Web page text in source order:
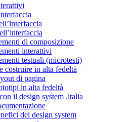
di composizione
interattivi
testuali (microtesti)
costruire in alta fedeltà
di pagina
in alta fedeltà
il design system .italia
del design system